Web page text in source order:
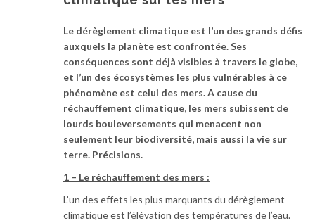
Le dérèglement climatique est l’un des grands défis
auxquels la planète est confrontée. Ses
conséquences sont déjà visibles à travers le globe,
et l’un des écosystèmes les plus vulnérables à ce
phénomène est celui des mers. A cause du
réchauffement climatique, les mers subissent de
lourds bouleversements qui menacent non
seulement leur biodiversité, mais aussi la vie sur
terre. Précisions.
1 – Le réchauffement des mers :
L’un des effets les plus marquants du dérèglement
climatique est l’élévation des températures de l’eau.